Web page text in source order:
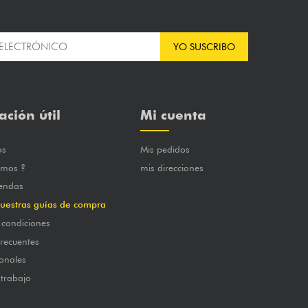
YO SUSCRIBO
útil
?
guías de compra
Mi cuenta
Mis pedidos
mis direcciones